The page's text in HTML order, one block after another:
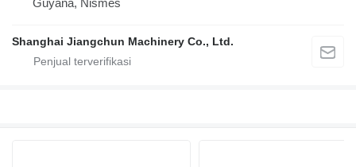
Shanghai Jiangchun Machinery Co., Ltd.